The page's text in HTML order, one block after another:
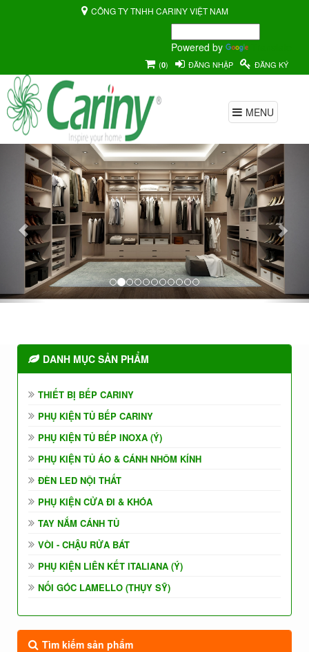
CÔNG TY TNHH CARINY VIỆT NAM
Powered by
(0) ĐĂNG NHẬP ĐĂNG KÝ
MENU
Previous
DANH MỤC SẢN PHẨM
THIẾT BỊ BẾP CARINY
PHỤ KIỆN TỦ BẾP CARINY
PHỤ KIỆN TỦ BẾP INOXA (Ý)
PHỤ KIỆN TỦ ÁO & CÁNH NHÔM KÍNH
ĐÈN LED NỘI THẤT
PHỤ KIỆN CỬA ĐI & KHÓA
TAY NẮM CÁNH TỦ
VÒI - CHẬU RỬA BÁT
PHỤ KIỆN LIÊN KẾT ITALIANA (Ý)
NỐI GÓC LAMELLO (THỤY SỸ)
Tìm kiếm sản phẩm